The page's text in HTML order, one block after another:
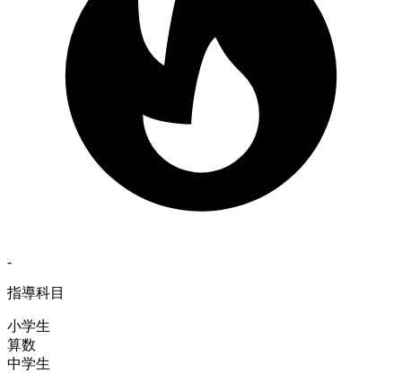
-
指導科目
小学生
算数
中学生